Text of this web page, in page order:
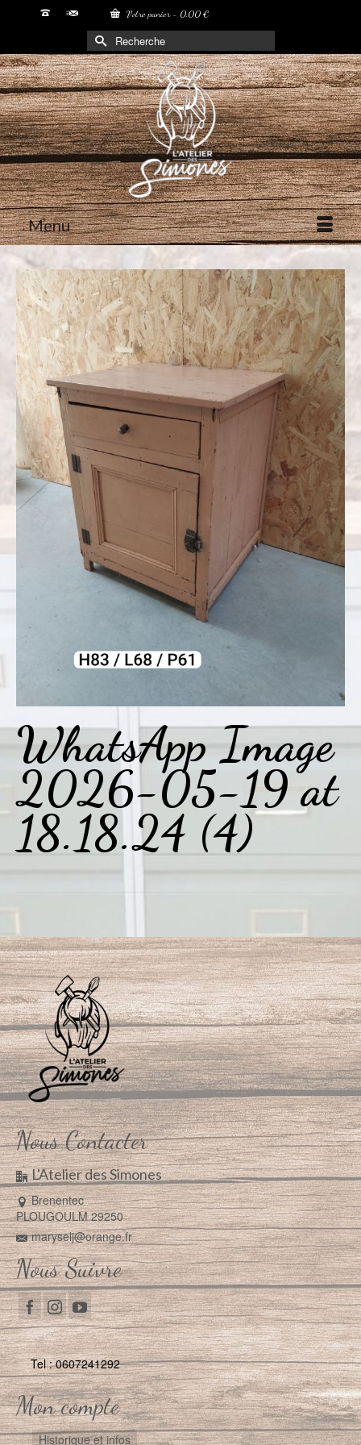
Votre panier- 0,00 €
Rechercher :
Menu
WhatsApp Image
2026-05-19 at
18.18.24 (4)
Nous Contacter
L'Atelier des Simones
Brenentec
PLOUGOULM 29250
maryselj@orange.fr
Nous Suivre
Tel : 0607241292
Mon compte
Historique et infos